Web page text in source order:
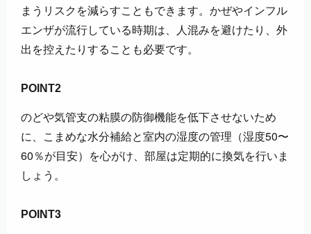
まうリスクを減らすこともできます。かぜやインフル
エンザが流行している時期は、人混みを避けたり、外
出を控えたりすることも必要です。
POINT2
のどや気管支の粘膜の防御機能を低下させないため
に、こまめな水分補給と室内の湿度の管理（湿度50〜
60％が目安）を心がけ、部屋は定期的に換気を行いま
しょう。
POINT3